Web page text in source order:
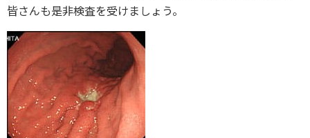
皆さんも是非検査を受けましょう。